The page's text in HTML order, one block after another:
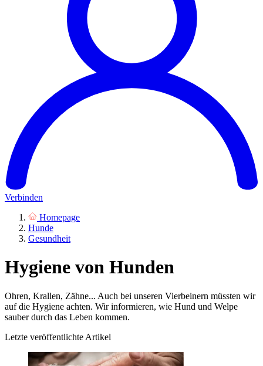
Verbinden
Homepage
Hunde
Gesundheit
Hygiene von Hunden
Ohren, Krallen, Zähne... Auch bei unseren Vierbeinern müssten wir
auf die Hygiene achten. Wir informieren, wie Hund und Welpe
sauber durch das Leben kommen.
Letzte veröffentlichte Artikel